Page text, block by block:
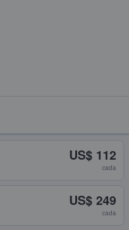
US$ 112
cada
US$ 249
cada